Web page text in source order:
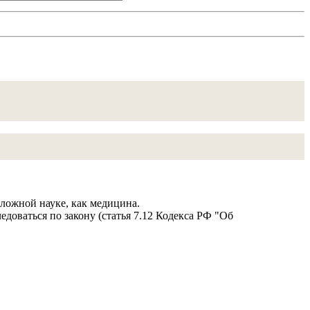
науке, как медицина.
по закону (статья 7.12 Кодекса РФ "Об